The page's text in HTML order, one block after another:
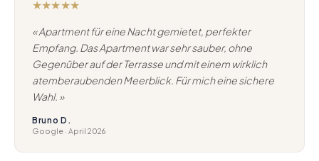
★★★★★
« Apartment für eine Nacht gemietet, perfekter
Empfang. Das Apartment war sehr sauber, ohne
Gegenüber auf der Terrasse und mit einem wirklich
atemberaubenden Meerblick. Für mich eine sichere
Wahl. »
Bruno D.
Google · April 2026